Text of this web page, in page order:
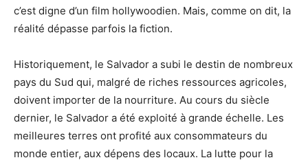
c’est digne d’un film hollywoodien. Mais, comme on dit, la
réalité dépasse parfois la fiction.
Historiquement, le Salvador a subi le destin de nombreux
pays du Sud qui, malgré de riches ressources agricoles,
doivent importer de la nourriture. Au cours du siècle
dernier, le Salvador a été exploité à grande échelle. Les
meilleures terres ont profité aux consommateurs du
monde entier, aux dépens des locaux. La lutte pour la